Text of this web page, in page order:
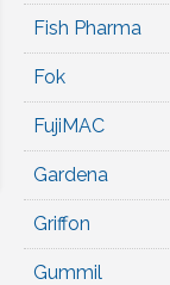
Fish Pharma
Fok
FujiMAC
Gardena
Griffon
Gummil